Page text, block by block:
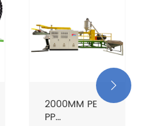
540*280
Plantbricksmaskin
